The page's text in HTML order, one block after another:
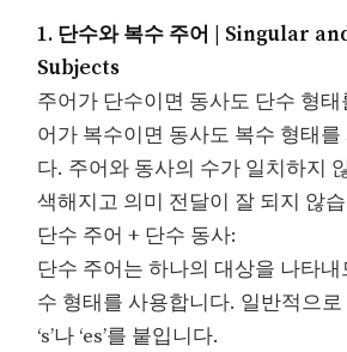
1. 단수와 복수 주어 | Singular
Subjects
주어가 단수이면 동사도 단수 형
어가 복수이면 동사도 복수 형태를
다. 주어와 동사의 수가 일치하지
색해지고 의미 전달이 잘 되지 않
단수 주어 + 단수 동사:
단수 주어는 하나의 대상을 나타
수 형태를 사용합니다. 일반적으
‘s’나 ‘es’를 붙입니다.